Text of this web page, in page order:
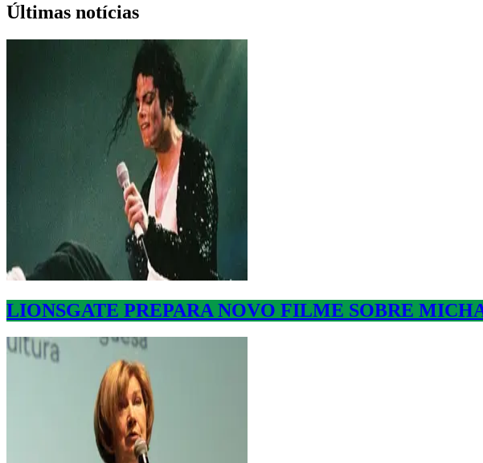
Últimas notícias
LIONSGATE PREPARA NOVO FILME SOBRE